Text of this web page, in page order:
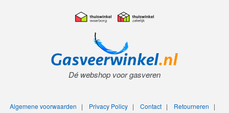
Dé webshop voor gasveren
Algemene voorwaarden | Privacy Policy| Contact| Retourneren |